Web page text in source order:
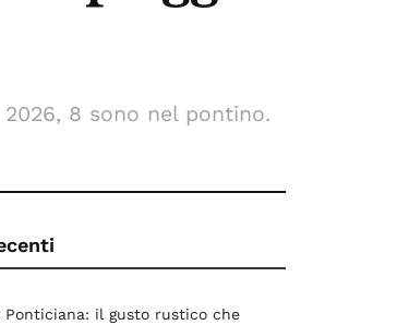
8 sono nel pontino.
Ponticiana: il gusto rustico che